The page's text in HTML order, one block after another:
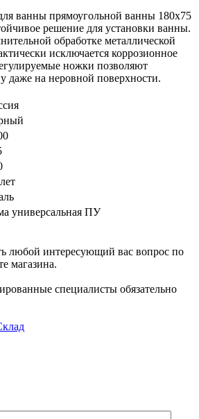
ванны прямоугольной ванны 180x75
решение для установки ванны.
обработке металлической
исключается коррозионное
ножки позволяют
даже на неровной поверхности.
универсальная ПУ
любой интересующий вас вопрос по
магазина.
специалисты обязательно